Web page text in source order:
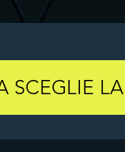
SCEGLIE LA